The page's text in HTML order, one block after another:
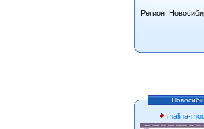
Регион:
-
malina-